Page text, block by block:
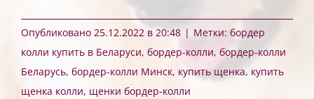
Опубликовано 25.12.2022 в 20:48 | Метки: бордер
колли купить в Беларуси, бордер-колли, бордер-колли
Беларусь, бордер-колли Минск, купить щенка, купить
щенка колли, щенки бордер-колли